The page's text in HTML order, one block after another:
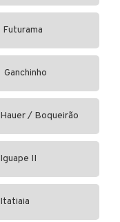
Futurama
Ganchinho
Hauer / Boqueirão
Iguape II
Itatiaia